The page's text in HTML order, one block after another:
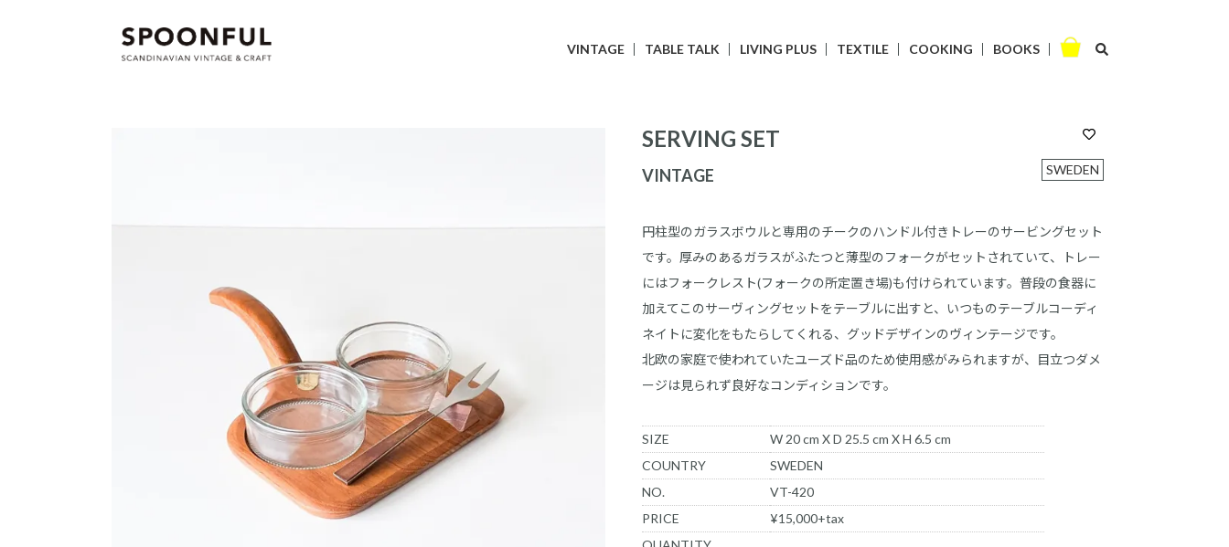
VINTAGE TABLE TALK LIVING PLUS TEXTILE COOKING BOOKS
SERVING SET
VINTAGE SWEDEN
円柱型のガラスボウルと専用のチークのハンドル付きトレーのサービングセット
です。厚みのあるガラスがふたつと薄型のフォークがセットされていて、トレー
にはフォークレスト(フォークの所定置き場)も付けられています。普段の食器に
加えてこのサーヴィングセットをテーブルに出すと、いつものテーブルコーディ
ネイトに変化をもたらしてくれる、グッドデザインのヴィンテージです。
北欧の家庭で使われていたユーズド品のため使用感がみられますが、目立つダメ
ージは見られず良好なコンディションです。
SIZE
W 20 cm X D 25.5 cm X H 6.5 cm
COUNTRY
SWEDEN
NO.
VT-420
PRICE
¥15,000+tax